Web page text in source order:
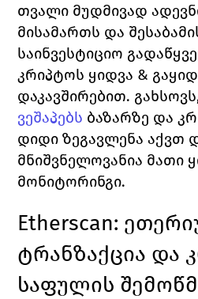
თვალი მუდმივად
მისამართს და
საინვესტიციო
კრიპტოს ყიდვა &
დაკავშირებით.
ვეშაპებს ბაზარზე და
დიდი ზეგავლენა აქვთ
მნიშვნელოვანია მათი
მონიტორინგი.
Etherscan:
ტრანზაქცია და
საფულის